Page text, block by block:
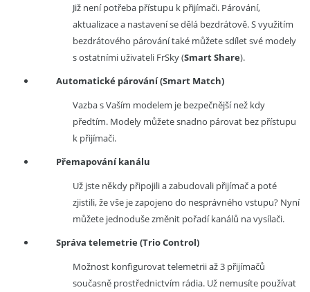
Již není potřeba přístupu k přijímači. Párování,
aktualizace a nastavení se dělá bezdrátově. S využitím
bezdrátového párování také můžete sdílet své modely
s ostatními uživateli FrSky (Smart Share).
Automatické párování (Smart Match)
Vazba s Vaším modelem je bezpečnější než kdy
předtím. Modely můžete snadno párovat bez přístupu
k přijímači.
Přemapování kanálu
Už jste někdy připojili a zabudovali přijímač a poté
zjistili, že vše je zapojeno do nesprávného vstupu? Nyní
můžete jednoduše změnit pořadí kanálů na vysílači.
Správa telemetrie (Trio Control)
Možnost konfigurovat telemetrii až 3 přijímačů
současně prostřednictvím rádia. Už nemusíte používat